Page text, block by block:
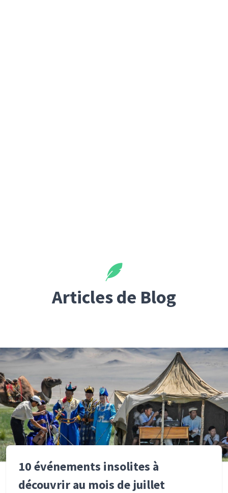
Articles de Blog
10 événements insolites à
découvrir au mois de juillet